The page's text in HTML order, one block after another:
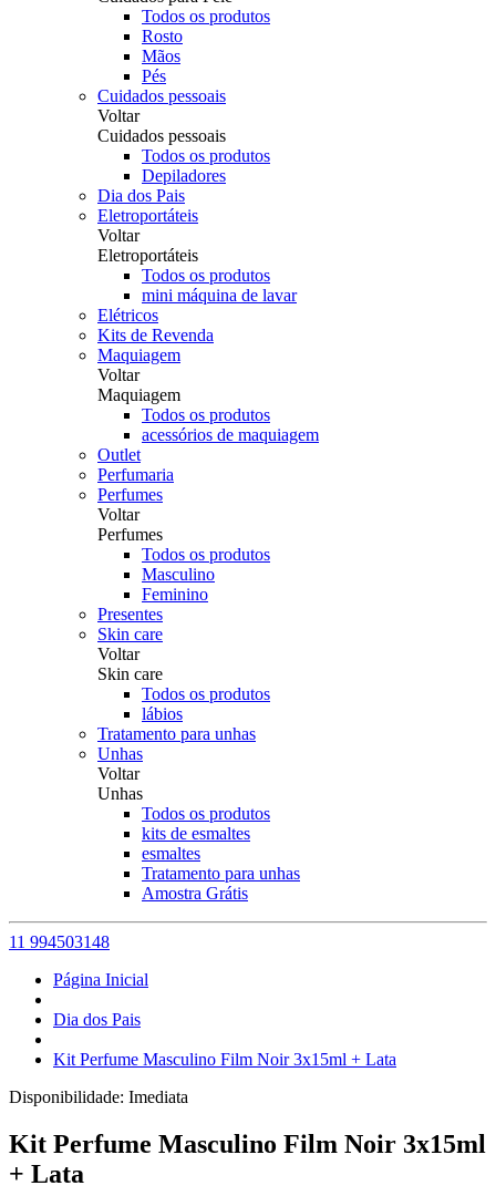
Todos os produtos
Rosto
Mãos
Pés
Cuidados pessoais
Voltar
Cuidados pessoais
Todos os produtos
Depiladores
Dia dos Pais
Eletroportáteis
Voltar
Eletroportáteis
Todos os produtos
mini máquina de lavar
Elétricos
Kits de Revenda
Maquiagem
Voltar
Maquiagem
Todos os produtos
acessórios de maquiagem
Outlet
Perfumaria
Perfumes
Voltar
Perfumes
Todos os produtos
Masculino
Feminino
Presentes
Skin care
Voltar
Skin care
Todos os produtos
lábios
Tratamento para unhas
Unhas
Voltar
Unhas
Todos os produtos
kits de esmaltes
esmaltes
Tratamento para unhas
Amostra Grátis
11 994503148
Página Inicial
Dia dos Pais
Kit Perfume Masculino Film Noir 3x15ml + Lata
Disponibilidade: Imediata
Kit Perfume Masculino Film Noir 3x15ml
+ Lata